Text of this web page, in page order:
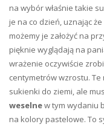
na wybór właśnie takie
je na co dzień, uznając
możemy je założyć na
pięknie wyglądają na
wrażenie oczywiście
centymetrów wzrostu.
sukienki do ziemi, ale
weselnew tym wydaniu
na kolory pastelowe. To